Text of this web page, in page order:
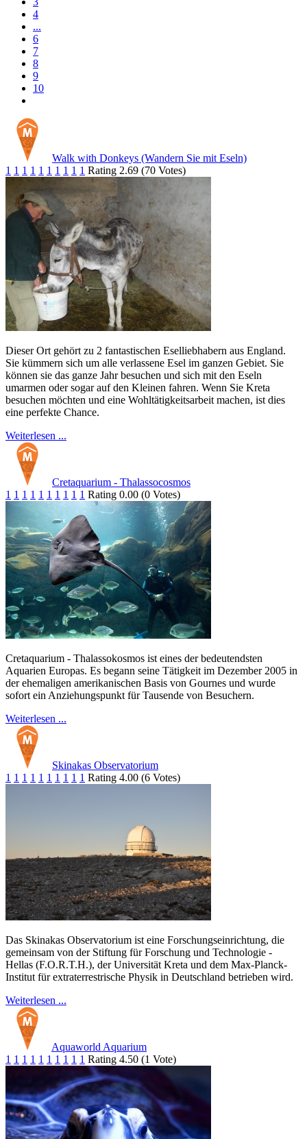
4
...
6
7
8
9
10
Walk with Donkeys (Wandern Sie mit Eseln)
1 1 1 1 1 1 1 1 1 1 Rating 2.69 (70 Votes)
Dieser Ort gehört zu 2 fantastischen Eselliebhabern aus England.
Sie kümmern sich um alle verlassene Esel im ganzen Gebiet. Sie
können sie das ganze Jahr besuchen und sich mit den Eseln
umarmen oder sogar auf den Kleinen fahren. Wenn Sie Kreta
besuchen möchten und eine Wohltätigkeitsarbeit machen, ist dies
eine perfekte Chance.
Weiterlesen ...
Cretaquarium - Thalassocosmos
1 1 1 1 1 1 1 1 1 1 Rating 0.00 (0 Votes)
Cretaquarium - Thalassokosmos ist eines der bedeutendsten
Aquarien Europas. Es begann seine Tätigkeit im Dezember 2005 in
der ehemaligen amerikanischen Basis von Gournes und wurde
sofort ein Anziehungspunkt für Tausende von Besuchern.
Weiterlesen ...
Skinakas Observatorium
1 1 1 1 1 1 1 1 1 1 Rating 4.00 (6 Votes)
Das Skinakas Observatorium ist eine Forschungseinrichtung, die
gemeinsam von der Stiftung für Forschung und Technologie -
Hellas (F.O.R.T.H.), der Universität Kreta und dem Max-Planck-
Institut für extraterrestrische Physik in Deutschland betrieben wird.
Weiterlesen ...
Aquaworld Aquarium
1 1 1 1 1 1 1 1 1 1 Rating 4.50 (1 Vote)